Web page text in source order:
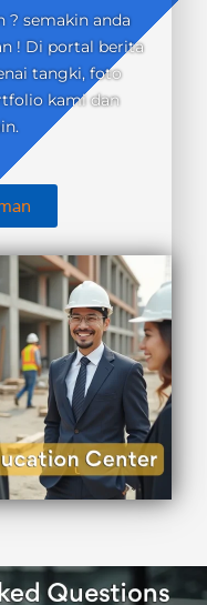
? semakin anda
! Di portal berita
tangki, foto
kami dan